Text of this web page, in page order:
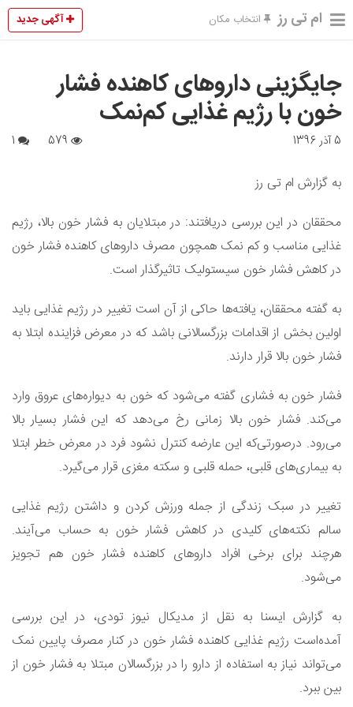
ام تی رز انتخاب مکان آگهی جدید
جایگزینی داروهای کاهنده فشار
خون با رژیم غذایی کم‌نمک
5 آذر 1396
به گزارش ام تی رز
محققان در این بررسی دریافتند: در مبتلایان به فشار خون بالا، رژیم
غذایی مناسب و کم نمک همچون مصرف داروهای کاهنده فشار خون
در کاهش فشار خون سیستولیک تاثیرگذار است.
به گفته محققان، یافته‌ها حاکی از آن است تغییر در رژیم غذایی باید
اولین بخش از اقدامات بزرگسالانی باشد که در معرض فزاینده ابتلا به
فشار خون بالا قرار دارند.
فشار خون به فشاری گفته می‌شود که خون به دیواره‌های عروق وارد
می‌کند. فشار خون بالا زمانی رخ می‌دهد که این فشار بسیار بالا
می‌رود. درصورتی‌که این عارضه کنترل نشود فرد در معرض خطر ابتلا
به بیماری‌های قلبی، حمله قلبی و سکته مغزی قرار می‌گیرد.
تغییر در سبک زندگی از جمله ورزش کردن و داشتن رژیم غذایی
سالم نکته‌های کلیدی در کاهش فشار خون به حساب می‌آیند.
هرچند برای برخی افراد داروهای کاهنده فشار خون هم تجویز
می‌شود.
به گزارش ایسنا به نقل از مدیکال نیوز تودی، در این بررسی
آمده‌است رژیم غذایی کاهنده فشار خون در کنار مصرف پایین نمک
می‌تواند نیاز به استفاده از دارو را در بزرگسالان مبتلا به فشار خون از
بین ببرد.